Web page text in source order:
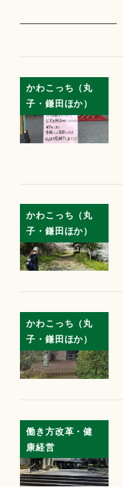
かわこっち（丸
子・鎌田ほか）
かわこっち（丸
子・鎌田ほか）
かわこっち（丸
子・鎌田ほか）
働き方改革・健
康経営